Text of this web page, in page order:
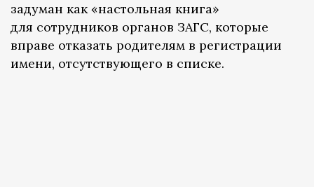
задуман как «настольная книга»
для сотрудников органов ЗАГС, которые
вправе отказать родителям в регистрации
имени, отсутствующего в списке.